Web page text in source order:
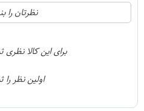
نظرتان را
برای این کالا
اولین نظر